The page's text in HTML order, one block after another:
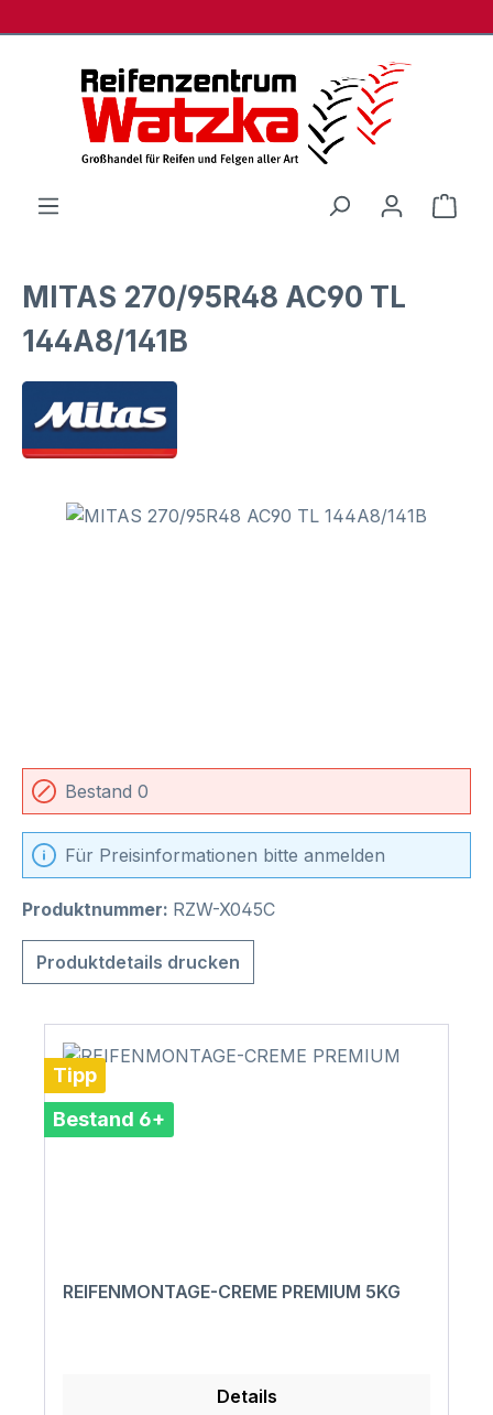
MITAS 270/95R48 AC90 TL
144A8/141B
Bildergalerie überspringen
Bestand 0
Für Preisinformationen bitte anmelden
Produktnummer: RZW-X045C
Produktdetails drucken
Tipp
Bestand 6+
REIFENMONTAGE-CREME PREMIUM 5KG
Details